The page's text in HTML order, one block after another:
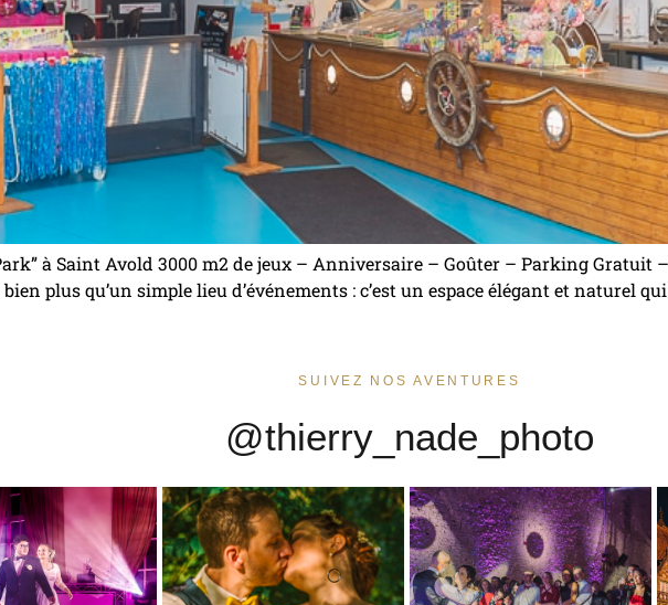
à Saint Avold 3000 m2 de jeux – Anniversaire – Goûter – Parking Gratuit
plus qu’un simple lieu d’événements : c’est un espace élégant et naturel
SUIVEZ NOS AVENTURES
@thierry_nade_photo